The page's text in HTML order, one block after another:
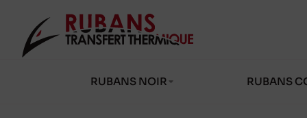
RUBANS NOIR RUBANS